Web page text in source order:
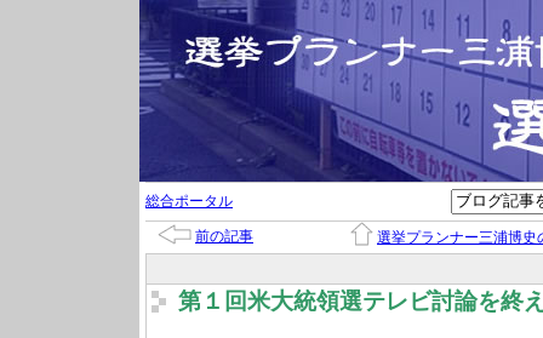
総合ポータル
前の記事 選挙プランナー三浦博史
第１回米大統領選テレビ討論を終